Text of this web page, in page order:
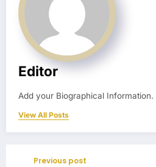
Editor
Add your Biographical Information.
View All Posts
Previous post